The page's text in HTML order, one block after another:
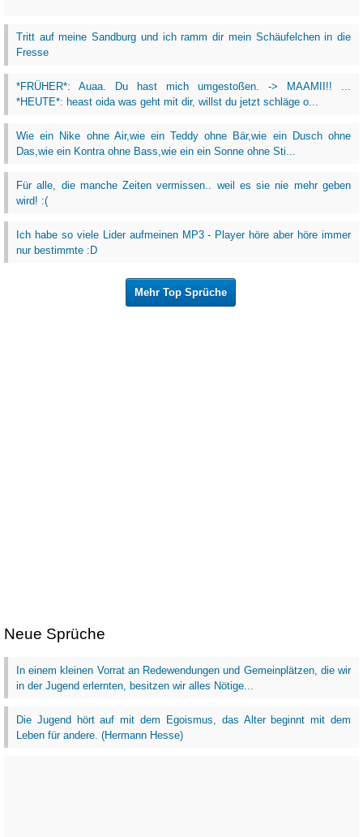
Tritt auf meine Sandburg und ich ramm dir mein Schäufelchen in die
Fresse
*FRÜHER*: Auaa. Du hast mich umgestoßen. -> MAAMII!! ...
*HEUTE*: heast oida was geht mit dir, willst du jetzt schläge o...
Wie ein Nike ohne Air,wie ein Teddy ohne Bär,wie ein Dusch ohne
Das,wie ein Kontra ohne Bass,wie ein ein Sonne ohne Sti...
Für alle, die manche Zeiten vermissen.. weil es sie nie mehr geben
wird! :(
Ich habe so viele Lider aufmeinen MP3 - Player höre aber höre immer
nur bestimmte :D
Mehr Top Sprüche
Neue Sprüche
In einem kleinen Vorrat an Redewendungen und Gemeinplätzen, die wir
in der Jugend erlernten, besitzen wir alles Nötige...
Die Jugend hört auf mit dem Egoismus, das Alter beginnt mit dem
Leben für andere. (Hermann Hesse)